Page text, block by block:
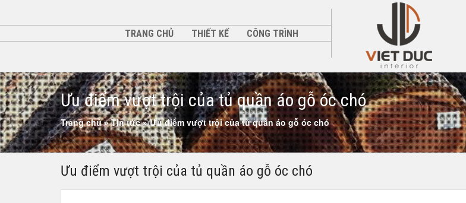
CÔNG TRÌNH
THIẾT KẾ
TRANG CHỦ
Ưu điểm vượt trội của tủ quần áo gỗ óc chó
Trang chủ»Tin tức»Ưu điểm vượt trội của tủ quần áo gỗ óc chó
Ưu điểm vượt trội của tủ quần áo gỗ óc chó